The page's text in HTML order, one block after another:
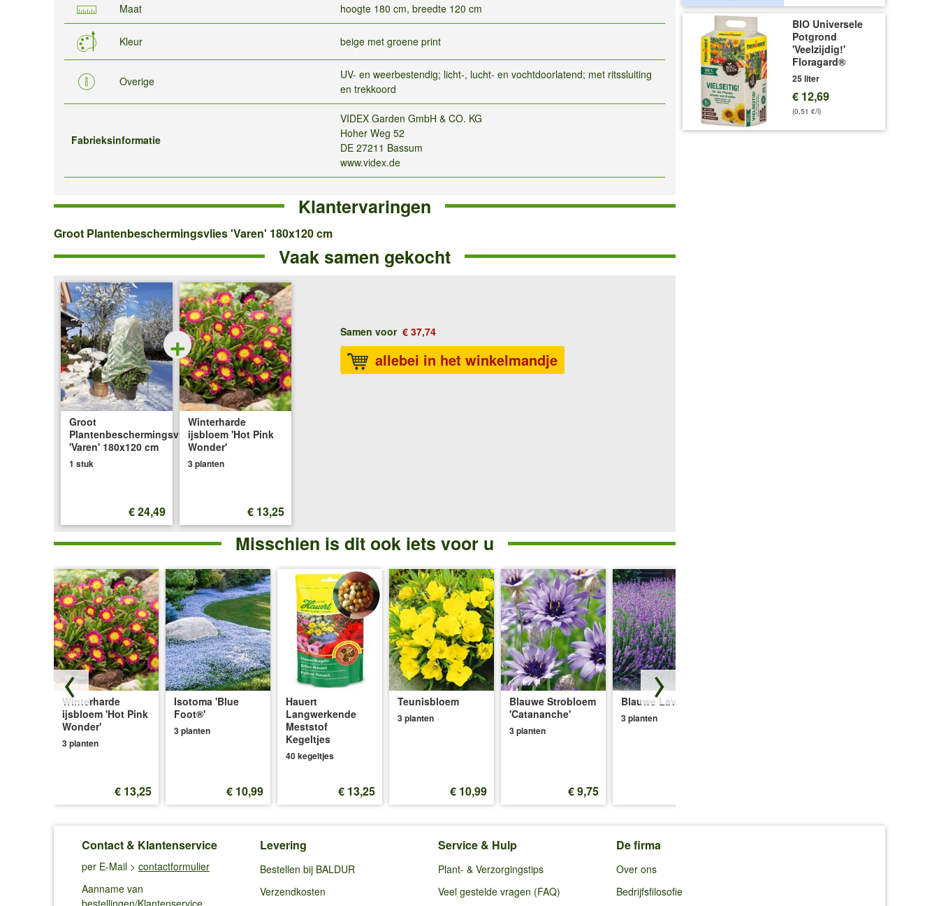
Maat hoogte 180 cm, breedte 120 cm
Kleur beige met groene print
Overige
UV- en weerbestendig; licht-, lucht- en vochtdoorlatend; met ritssluiting
en trekkoord
Fabrieksinformatie
VIDEX Garden GmbH & CO. KG
Hoher Weg 52
DE 27211 Bassum
www.videx.de
Klantervaringen
Groot
180x120
cm
Groot Plantenbeschermingsvlies 'Varen' 180x120 cm
Vaak samen gekocht
Groot
Plantenbeschermingsvlies
'Varen' 180x120 cm
1 stuk
€ 24,49
+
Winterharde
ijsbloem 'Hot Pink
Wonder'
3 planten
€ 13,25
Samen voor € 37,74
allebei in het winkelmandje
Misschien is dit ook iets voor u
Winterharde
ijsbloem 'Hot Pink
Wonder'
3 planten
€ 13,25
Isotoma 'Blue
Foot®'
3 planten
€ 10,99
Hauert
Langwerkende
Meststof
Kegeltjes
40 kegeltjes
€ 13,25
Teunisbloem
3 planten
€ 10,99
Blauwe Strobloem
'Catananche'
3 planten
€ 9,75
Blauwe Lavendel
3 planten
BIO Universele
Potgrond
'Veelzijdig!'
Floragard®
25 liter
€ 12,69
(0,51 €/l)
Contact & Klantenservice
per E-Mail > contactformulier
Aanname van
bestellingen/Klantenservice
Levering
Bestellen bij BALDUR
Verzendkosten
Service & Hulp
Plant- & Verzorgingstips
Veel gestelde vragen (FAQ)
De firma
Over ons
Bedrijfsfilosofie